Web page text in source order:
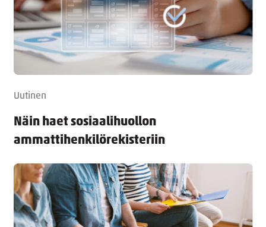
Uutinen
Näin haet sosiaalihuollon
ammattihenkilörekisteriin